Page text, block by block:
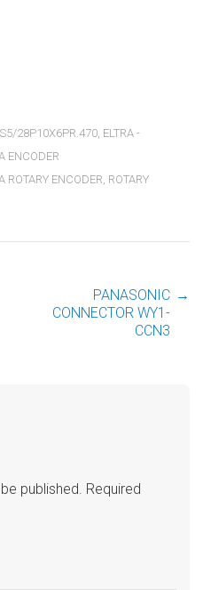
28P10X6PR.470, ELTRA -
ENCODER
ROTARY ENCODER, ROTARY
PANASONIC
CONNECTOR WY1-
CCN3
→
published. Required